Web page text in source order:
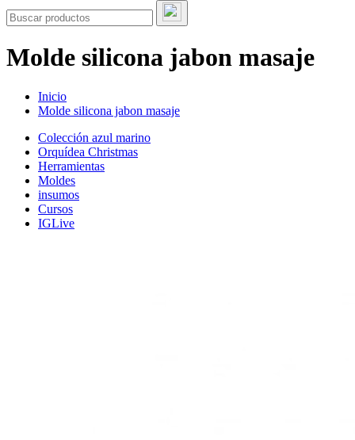
Molde silicona jabon masaje
Inicio
Molde silicona jabon masaje
Colección azul marino
Orquídea Christmas
Herramientas
Moldes
insumos
Cursos
IGLive